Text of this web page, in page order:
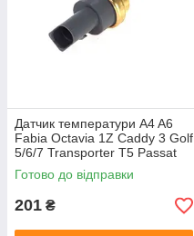
Датчик температури A4 A6
Fabia Octavia 1Z Caddy 3 Golf
5/6/7 Transporter T5 Passat
B6 (колір сірий)
Готово до відправки
201 ₴